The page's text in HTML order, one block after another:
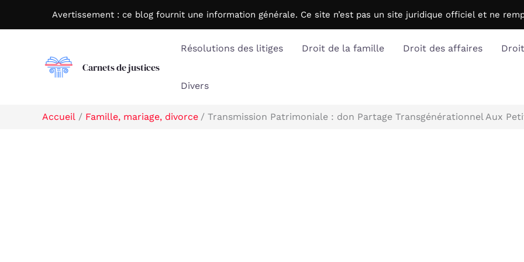
Avertissement : ce blog fournit une information générale. Ce site n’est pas un site juridique officiel et ne
Carnets de justices
Résolutions des litiges Droit de la famille Droit des affaires
Divers
Accueil Famille, mariage, divorce Transmission Patrimoniale : don Partage Transgénérationnel Aux